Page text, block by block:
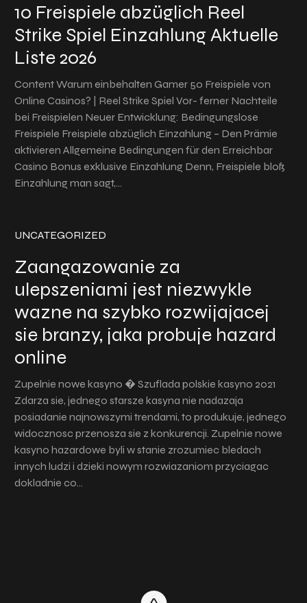
10 Freispiele abzüglich Reel
Strike Spiel Einzahlung Aktuelle
Liste 2026
Content Warum einbehalten Gamer 50 Freispiele von
Online Casinos? | Reel Strike Spiel Vor- ferner Nachteile
bei Freispielen Neuer Entwicklung: Bedingungslose
Freispiele Freispiele abzüglich Einzahlung – Den Prämie
aktivieren Allgemeine Bedingungen für den Erreichbar
Casino Bonus exklusive Einzahlung Denn, Freispiele bloß
Einzahlung man sagt,…
UNCATEGORIZED
Zaangazowanie za
ulepszeniami jest niezwykle
wazne na szybko rozwijajacej
sie branzy, jaka probuje hazard
online
Zupelnie nowe kasyno � Szuflada polskie kasyno 2021
Zdarza sie, jednego starsze kasyna nie nadazaja
posiadanie najnowszymi trendami, to produkuje, jednego
widocznosc przenosza sie z konkurencji. Zupelnie nowe
kasyno hazardowe byli w stanie zrozumiec bledach
innych ludzi i dzieki nowym rozwiazaniom przyciagac
dokladnie co…